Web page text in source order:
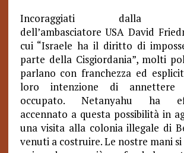
Incoraggiati dalla
dell’ambasciatore USA David
cui “Israele ha il diritto di
parte della Cisgiordania”, molti
parlano con franchezza ed
loro intenzione di
occupato. Netanyahu ha
accennato a questa possibilità in
una visita alla colonia illegale di
venuti a costruire. Le nostre mani